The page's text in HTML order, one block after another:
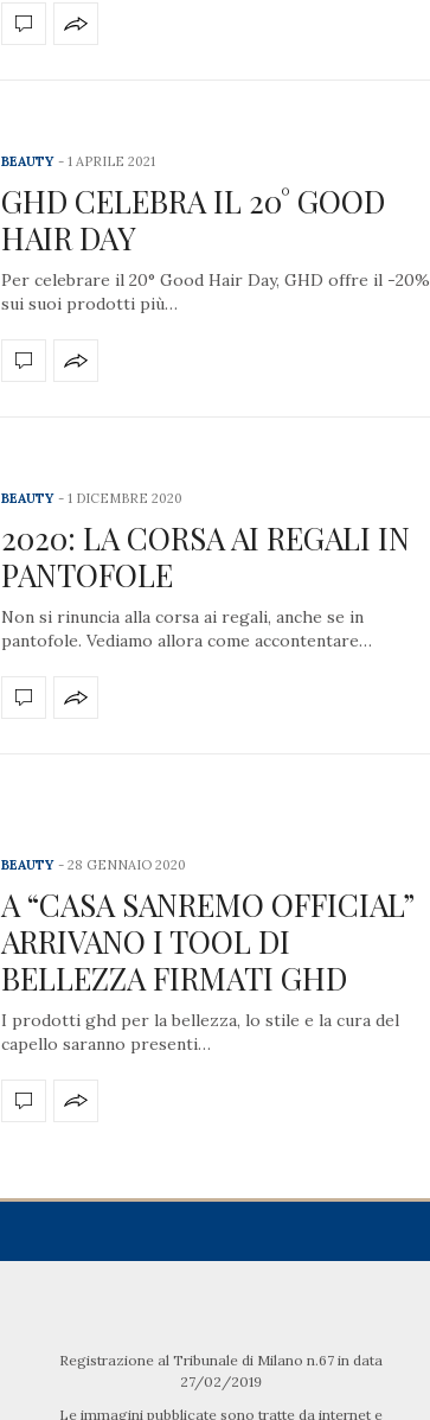
BEAUTY 1 APRILE 2021
GHD CELEBRA IL 20° GOOD
HAIR DAY
Per celebrare il 20° Good Hair Day, GHD offre il -20%
sui suoi prodotti più…
BEAUTY 1 DICEMBRE 2020
2020: LA CORSA AI REGALI IN
PANTOFOLE
Non si rinuncia alla corsa ai regali, anche se in
pantofole. Vediamo allora come accontentare…
BEAUTY 28 GENNAIO 2020
A “CASA SANREMO OFFICIAL”
ARRIVANO I TOOL DI
BELLEZZA FIRMATI GHD
I prodotti ghd per la bellezza, lo stile e la cura del
capello saranno presenti…
Registrazione al Tribunale di Milano n.67 in data
27/02/2019
Le immagini pubblicate sono tratte da internet e